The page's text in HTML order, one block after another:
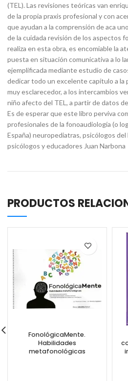
(TEL). Las revisiones teóricas van
de la propia praxis profesional y con
que ayudan a la comprensión de aca
de la cuidada revisión de los aspectos
realiza en esta obra, es encomiable la
puesta en situación comunicativa a lo
ejemplificada mediante estudio de
dedicar todo un excelente capítulo a la
muy esclarecedor, a los intercambios
niño afecto del TEL, a partir de datos
Es de esperar que este libro perviva
profesionales de la fonoaudiología (o
España) neuropediatras, psicólogos
psicólogos y educadores Juan Narbona
PRODUCTOS
FonológicaMente.
Habilidades
metafonológicas